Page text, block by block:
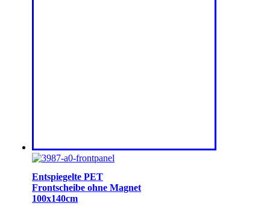
Entspiegelte PET
Frontscheibe ohne Magnet
100x140cm